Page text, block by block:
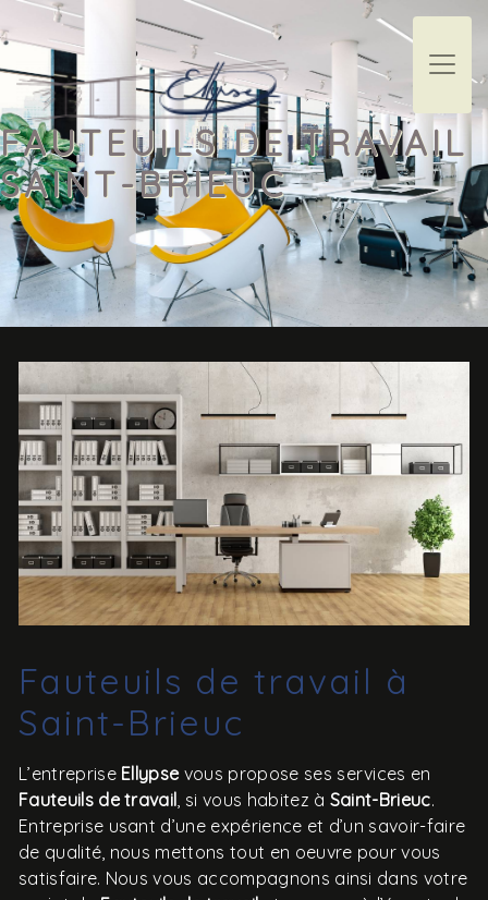
Panneau de gestion des cookies
FAUTEUILS DE TRAVAIL
SAINT-BRIEUC
Fauteuils de travail à
Saint-Brieuc
L’entreprise Ellypsevous propose ses services en
Fauteuils de travail , si vous habitez à Saint-Brieuc.
Entreprise usant d’une expérience et d’un savoir-faire
de qualité, nous mettons tout en oeuvre pour vous
satisfaire. Nous vous accompagnons ainsi dans votre